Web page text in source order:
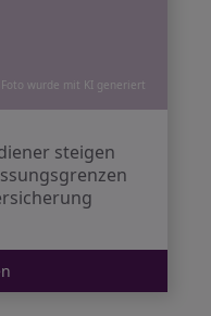
Foto wurde mit KI generiert
steigen